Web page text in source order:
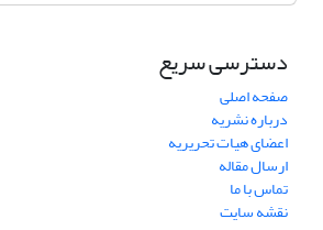
دسترسی سریع
صفحه اصلی
درباره نشریه
اعضای هیات تحریریه
ارسال مقاله
تماس با ما
نقشه سایت